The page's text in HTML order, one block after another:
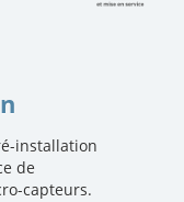
installation
de
capteurs.